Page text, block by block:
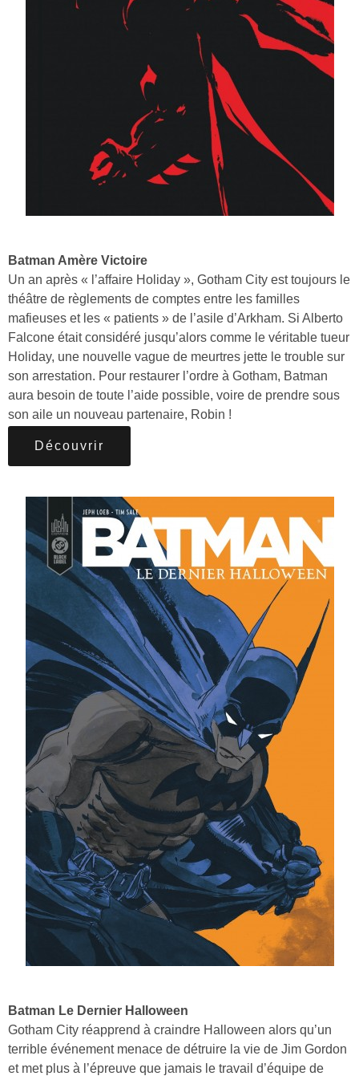
Batman Amère Victoire
Un an après « l’affaire Holiday », Gotham City est toujours le
théâtre de règlements de comptes entre les familles
mafieuses et les « patients » de l’asile d’Arkham. Si Alberto
Falcone était considéré jusqu’alors comme le véritable tueur
Holiday, une nouvelle vague de meurtres jette le trouble sur
son arrestation. Pour restaurer l’ordre à Gotham, Batman
aura besoin de toute l’aide possible, voire de prendre sous
son aile un nouveau partenaire, Robin !
Découvrir
Batman Le Dernier Halloween
Gotham City réapprend à craindre Halloween alors qu’un
terrible événement menace de détruire la vie de Jim Gordon
et met plus à l’épreuve que jamais le travail d’équipe de